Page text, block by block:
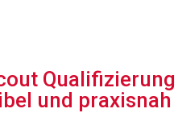
und praxisnah